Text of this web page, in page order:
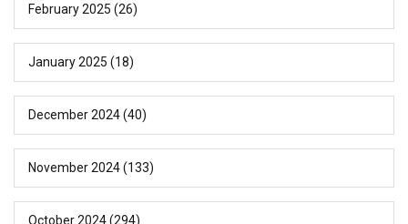
February 2025 (26)
January 2025 (18)
December 2024(40)
November 2024(133)
October 2024(294)